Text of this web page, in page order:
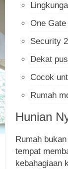
One
Security
Dekat
Cocok
Rumah
Hunian
Rumah
tempat
kebahagiaan